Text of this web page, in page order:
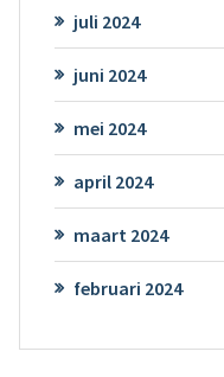
juli 2024
juni 2024
mei 2024
april 2024
maart 2024
februari 2024